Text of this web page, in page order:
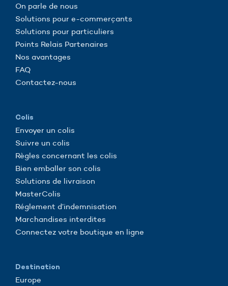
On parle de nous
Solutions pour e-commerçants
Solutions pour particuliers
Points Relais Partenaires
Nos avantages
FAQ
Contactez-nous
Colis
Envoyer un colis
Suivre un colis
Règles concernant les colis
Bien emballer son colis
Solutions de livraison
MasterColis
Réglement d’indemnisation
Marchandises interdites
Connectez votre boutique en ligne
Destination
Europe